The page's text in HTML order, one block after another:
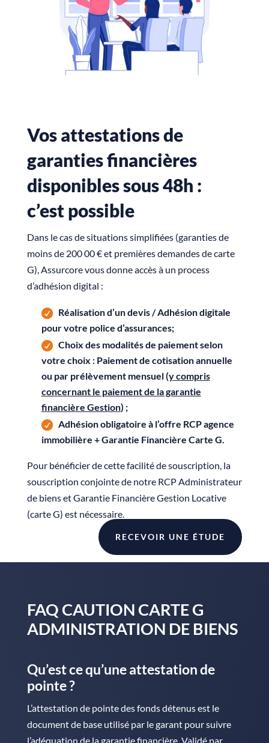
Vos attestations de
garanties financières
disponibles sous 48h :
c’est possible
Dans le cas de situations simplifiées (garanties de
moins de 200 00 € et premières demandes de carte
G), Assurcore vous donne accès à un process
d’adhésion digital :
Réalisation d’un devis / Adhésion digitale
pour votre police d’assurances;
Choix des modalités de paiement selon
votre choix : Paiement de cotisation annuelle
ou par prélèvement mensuel (y compris
concernant le paiement de la garantie
financière Gestion) ;
Adhésion obligatoire à l’offre RCP agence
immobilière + Garantie Financière Carte G.
Pour bénéficier de cette facilité de souscription, la
souscription conjointe de notre RCP Administrateur
de biens et Garantie Financière Gestion Locative
(carte G) est nécessaire.
RECEVOIR UNE ÉTUDE
FAQ CAUTION CARTE G
ADMINISTRATION DE BIENS
Qu’est ce qu’une attestation de
pointe ?
L’attestation de pointe des fonds détenus est le
document de base utilisé par le garant pour suivre
l’adéquation de la garantie financière. Validé par